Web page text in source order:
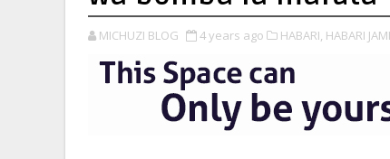
MICHUZI BLOG 4 years ago HABARI, HABARI